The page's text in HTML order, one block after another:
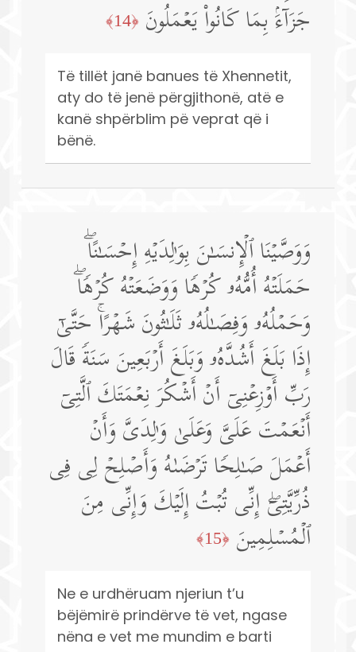
جَزَاۤءَۢ بِمَا كَانُوا۟ یَعۡمَلُونَ ﴿14﴾
Të tillët janë banues të Xhennetit,
aty do të jenë përgjithonë, atë e
kanë shpërblim pë veprat që i
bënë.
وَوَصَّیۡنَا ٱلۡإِنسَـٰنَ بِوَ ٰ⁠لِدَیۡهِ إِحۡسَـٰنًاۖ
حَمَلَتۡهُ أُمُّهُۥ كُرۡهࣰا وَوَضَعَتۡهُ كُرۡهࣰاۖ
وَحَمۡلُهُۥ وَفِصَـٰلُهُۥ ثَلَـٰثُونَ شَهۡرًاۚ حَتَّىٰۤ
إِذَا بَلَغَ أَشُدَّهُۥ وَبَلَغَ أَرۡبَعِینَ سَنَةࣰ قَالَ
رَبِّ أَوۡزِعۡنِیۤ أَنۡ أَشۡكُرَ نِعۡمَتَكَ ٱلَّتِیۤ
أَنۡعَمۡتَ عَلَیَّ وَعَلَىٰ وَ ٰ⁠لِدَیَّ وَأَنۡ
أَعۡمَلَ صَـٰلِحࣰا تَرۡضَىٰهُ وَأَصۡلِحۡ لِی فِی
ذُرِّیَّتِیۤۖ إِنِّی تُبۡتُ إِلَیۡكَ وَإِنِّی مِنَ
ٱلۡمُسۡلِمِینَ ﴿15﴾
Ne e urdhëruam njeriun t’u
bëjëmirë prindërve të vet, ngase
nëna e vet me mundim e barti